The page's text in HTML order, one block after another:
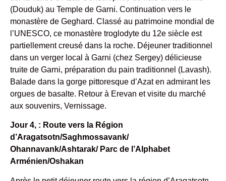
(Douduk) au Temple de Garni. Continuation vers le
monastère de Geghard. Classé au patrimoine mondial de
l’UNESCO, ce monastère troglodyte du 12e siècle est
partiellement creusé dans la roche. Déjeuner traditionnel
dans un verger local à Garni (chez Sergey) délicieuse
truite de Garni, préparation du pain traditionnel (Lavash).
Balade dans la gorge pittoresque d’Azat en admirant les
orgues de basalte. Retour à Erevan et visite du marché
aux souvenirs, Vernissage.
Jour 4, : Route vers la Région
d’Aragatsotn/Saghmossavank/
Ohannavank/Ashtarak/ Parc de l’Alphabet
Arménien/Oshakan